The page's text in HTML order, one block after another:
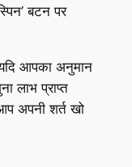
बटन पर
आपका अनुमान
लाभ प्राप्त
अपनी शर्त खो